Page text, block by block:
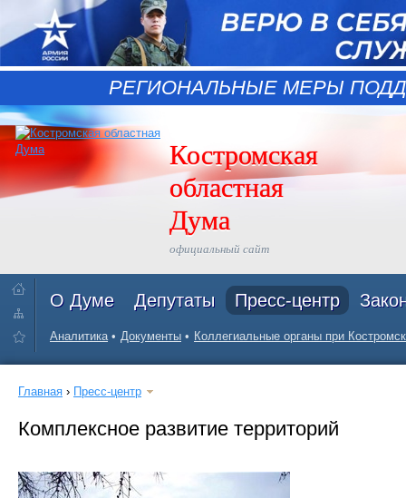
РЕГИОНАЛЬНЫЕ МЕРЫ
Костромская
областная
Дума
официальный сайт
О Думе Депутаты Пресс-центр
Аналитика Документы Коллегиальные органы при
Главная › Пресс-центр
Комплексное развитие территорий